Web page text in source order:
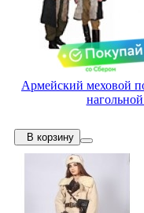
Армейский меховой
В корзину